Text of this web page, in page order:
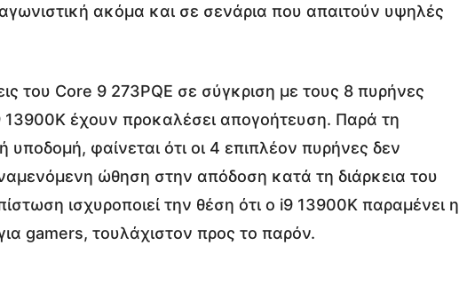
ακόμα και σε σενάρια που απαιτούν υψηλές
του Core 9 273PQE σε σύγκριση με τους 8 πυρήνες
έχουν προκαλέσει απογοήτευση. Παρά τη
υποδομή, φαίνεται ότι οι 4 επιπλέον πυρήνες δεν
ώθηση στην απόδοση κατά τη διάρκεια του
ισχυροποιεί την θέση ότι ο i9 13900K παραμένει η
gamers, τουλάχιστον προς το παρόν.